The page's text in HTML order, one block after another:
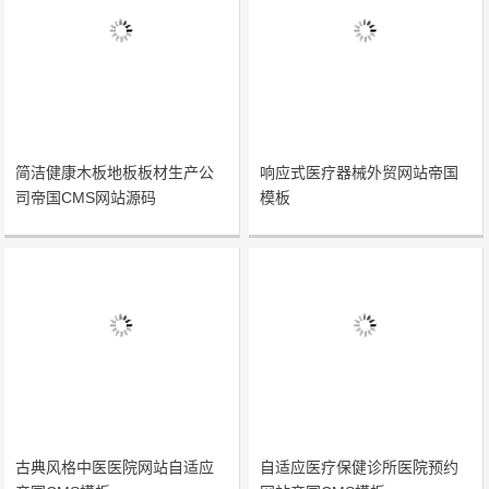
简洁健康木板地板板材生产公
司帝国CMS网站源码
响应式医疗器械外贸网站帝国
模板
古典风格中医医院网站自适应
自适应医疗保健诊所医院预约